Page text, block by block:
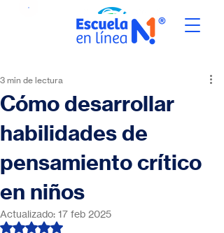
Cómo desarrollar
habilidades de
pensamiento crítico
en niños
3 min de lectura
Actualizado: 17 feb 2025
Obtuvo NaN de 5 estrellas.